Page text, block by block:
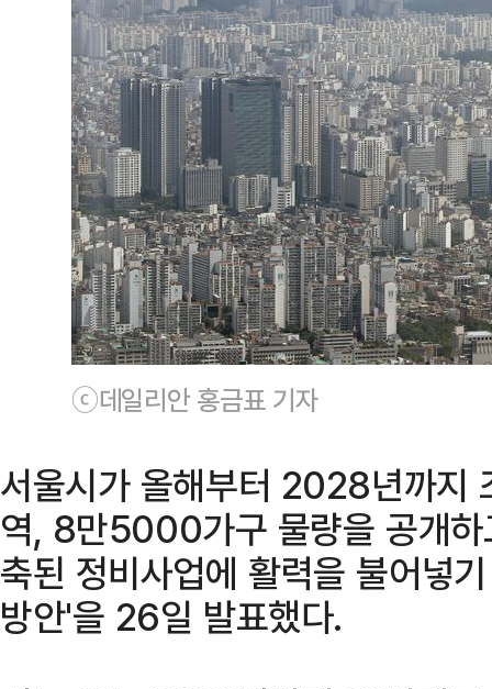
ⓒ데일리안 홍금표 기자
서울시가 올해부터 2028년까지
역, 8만5000가구 물량을 공개
축된 정비사업에 활력을 불어넣
방안'을 26일 발표했다.